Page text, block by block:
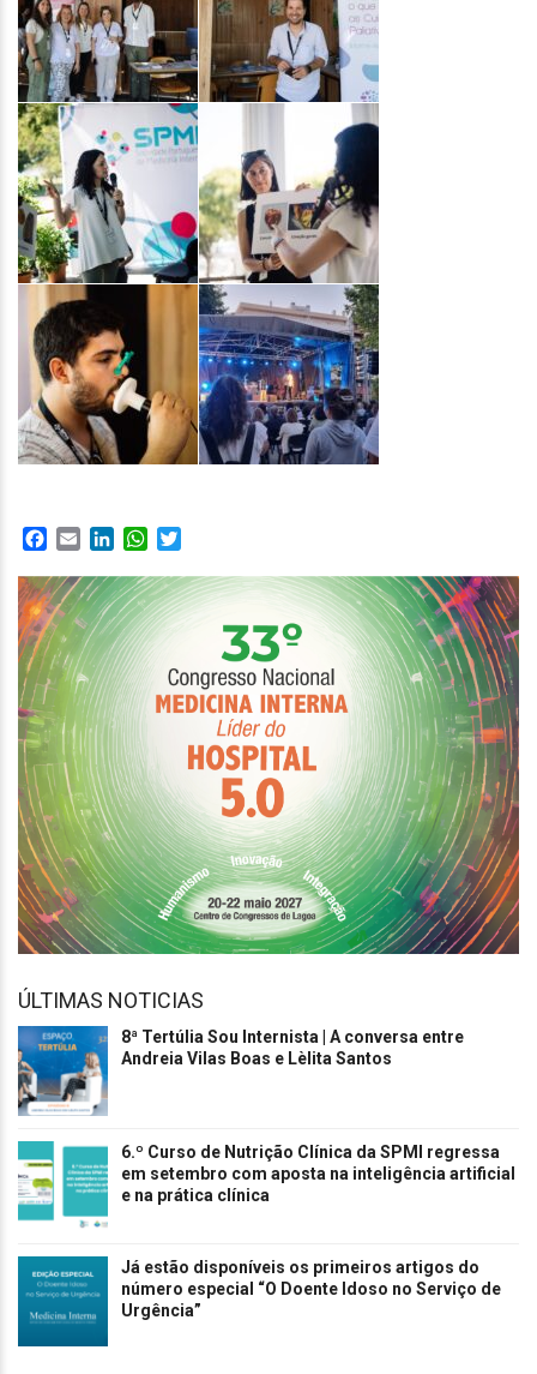
Facebook
Email LinkedInWhatsApp
ÚLTIMAS NOTICIAS
8ª Tertúlia Sou Internista | A conversa entre
Andreia Vilas Boas e Lèlita Santos
6.º Curso de Nutrição Clínica da SPMI regressa
em setembro com aposta na inteligência artificial
e na prática clínica
Já estão disponíveis os primeiros artigos do
número especial “O Doente Idoso no Serviço de
Urgência”